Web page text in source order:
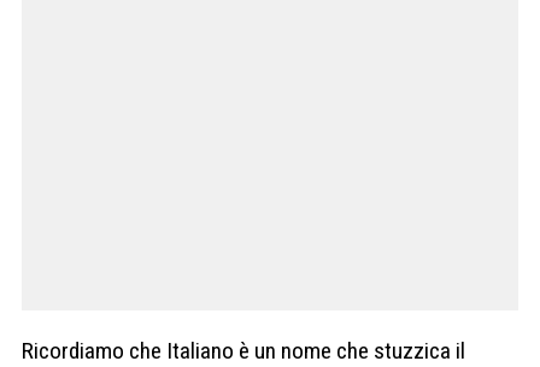
Ricordiamo che Italiano è un nome che stuzzica il